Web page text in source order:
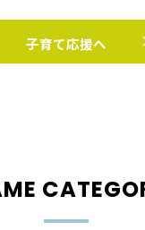
子育て応援へ